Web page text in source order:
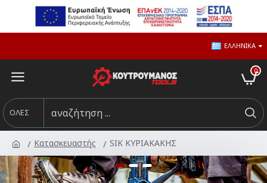
ΕΛΛΗΝΙΚΆ
0
ΟΛΕΣ
Κατασκευαστής SIK ΚΥΡΙΑΚΑΚΗΣ